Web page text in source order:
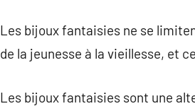
Les bijoux fantaisies ne se
de la jeunesse à la vieillesse, et
Les bijoux fantaisies sont une